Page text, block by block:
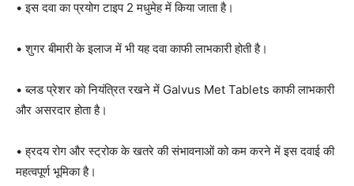
• इस दवा का प्रयोग टाइप 2 मधुमेह में किया जाता है।
• शुगर बीमारी के इलाज में भी यह दवा काफी लाभकारी होती है।
• ब्लड प्रेशर को नियंत्रित रखने में Galvus Met Tablets काफी लाभकारी
और असरदार होता है।
• ह्रदय रोग और स्ट्रोक के खतरे की संभावनाओं को कम करने में इस दवाई की
महत्वपूर्ण भूमिका है।